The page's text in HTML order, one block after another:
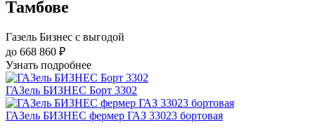
Тамбове
Газель Бизнес с выгодой
до 668 860 ₽
Узнать подробнее
ГАЗель БИЗНЕС Борт 3302
ГАЗель БИЗНЕС фермер ГАЗ 33023 бортовая